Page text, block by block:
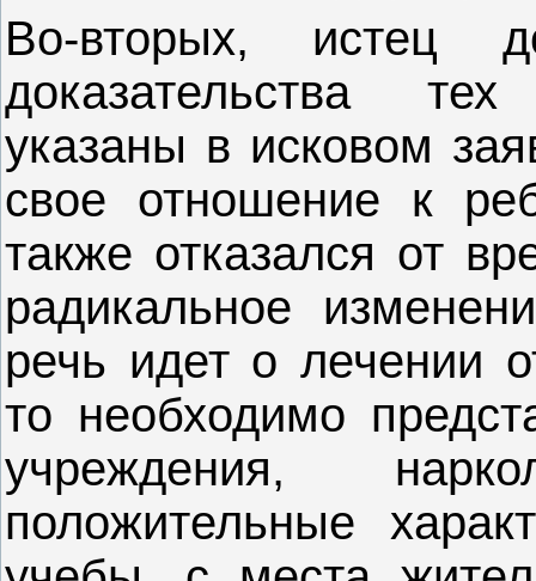
Во-вторых, истец
доказательства
указаны в исковом
свое отношение к
также отказался от
радикальное
речь идет о лечении
то необходимо
учреждения,
положительные